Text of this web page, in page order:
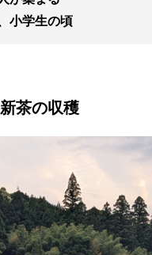
小学生の頃
茶の収穫